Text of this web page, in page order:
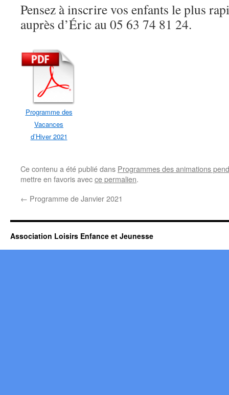
Pensez à inscrire vos enfants le plus
auprès d’Éric au 05 63 74 81 24.
Programme des
Vacances
d’Hiver 2021
Ce contenu a été publié dans Programmes des animations
mettre en favoris avecce permalien.
← Programme de Janvier 2021
Association Loisirs Enfance et Jeunesse